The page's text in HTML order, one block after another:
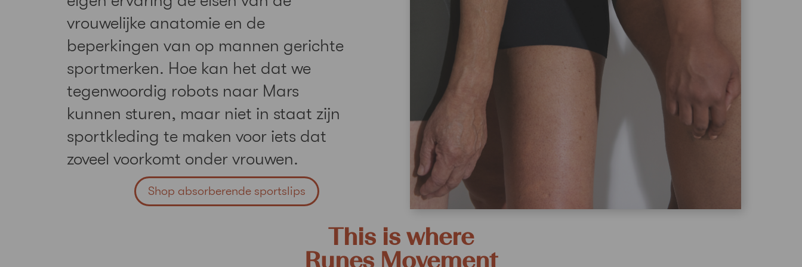
vrouwelijke anatomie en de
beperkingen van op mannen gerichte
sportmerken. Hoe kan het dat we
tegenwoordig robots naar Mars
kunnen sturen, maar niet in staat zijn
sportkleding te maken voor iets dat
zoveel voorkomt onder vrouwen.
Shop absorberende sportslips
This is where